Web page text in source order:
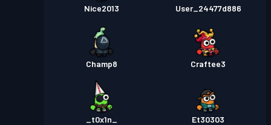
Nice2013 User_24477d886
Champ8 Craftee3
_t0x1n_ Et30303